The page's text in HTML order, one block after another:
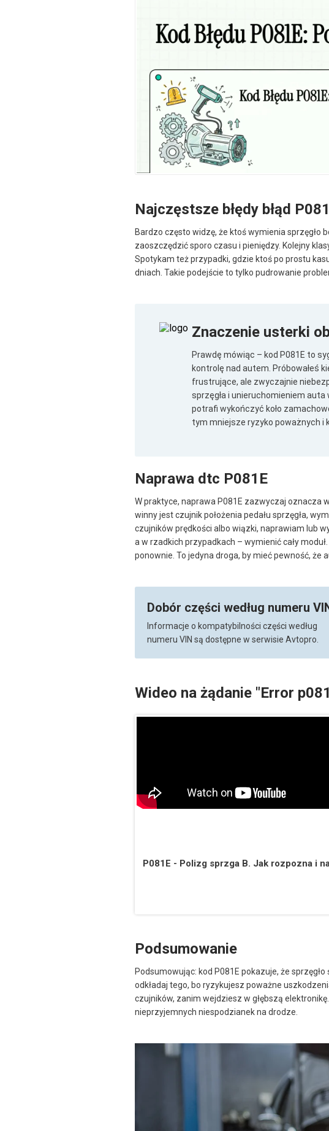
Najczęstsze błędy błąd
Bardzo często widzę, że ktoś wymienia sprzęgło
zaoszczędzić sporo czasu i pieniędzy. Kolejny
Spotykam też przypadki, gdzie ktoś po prostu
dniach. Takie podejście to tylko pudrowanie
Znaczenie usterki
Prawdę mówiąc – kod P081E to
kontrolę nad autem. Próbowałeś
frustrujące, ale zwyczajnie
sprzęgła i unieruchomieniem
potrafi wykończyć koło
tym mniejsze ryzyko poważnych i
Naprawa dtc P081E
W praktyce, naprawa P081E zazwyczaj oznacza
winny jest czujnik położenia pedału sprzęgła,
czujników prędkości albo wiązki, naprawiam lub
a w rzadkich przypadkach – wymienić cały
ponownie. To jedyna droga, by mieć pewność, że
Dobór części według numeru
Informacje o kompatybilności części według
numeru VIN są dostępne w serwisie Avtopro.
Wideo na żądanie "Error
P081E - Polizg sprzga B. Jak rozpozna i
Podsumowanie
Podsumowując: kod P081E pokazuje, że
odkładaj tego, bo ryzykujesz poważne
czujników, zanim wejdziesz w głębszą
nieprzyjemnych niespodzianek na drodze.